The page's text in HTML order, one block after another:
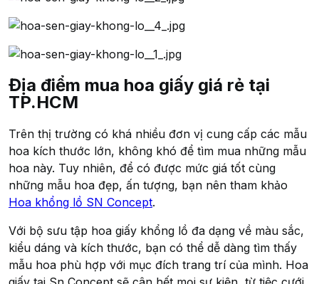
Địa điểm mua hoa giấy giá rẻ tại
TP.HCM
Trên thị trường có khá nhiều đơn vị cung cấp các mẫu
hoa kích thước lớn, không khó để tìm mua những mẫu
hoa này. Tuy nhiên, để có được mức giá tốt cùng
những mẫu hoa đẹp, ấn tượng, bạn nên tham khảo
Hoa khổng lồ SN Concept.
Với bộ sưu tập hoa giấy khổng lồ đa dạng về màu sắc,
kiểu dáng và kích thước, bạn có thể dễ dàng tìm thấy
mẫu hoa phù hợp với mục đích trang trí của mình. Hoa